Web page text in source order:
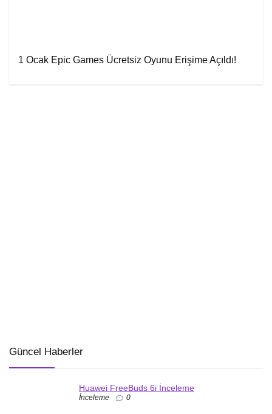
1 Ocak Epic Games Ücretsiz Oyunu Erişime Açıldı!
Güncel Haberler
Huawei FreeBuds 6i İnceleme
İnceleme 0